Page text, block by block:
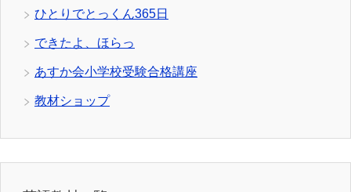
ひとりでとっくん365日
できたよ、ほらっ
あすか会小学校受験合格講座
教材ショップ